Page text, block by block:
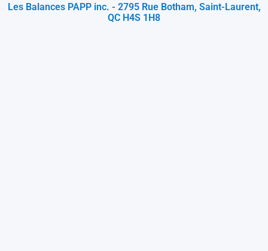
Les Balances PAPP inc. - 2795 Rue Botham, Saint-Laurent,
QC H4S 1H8